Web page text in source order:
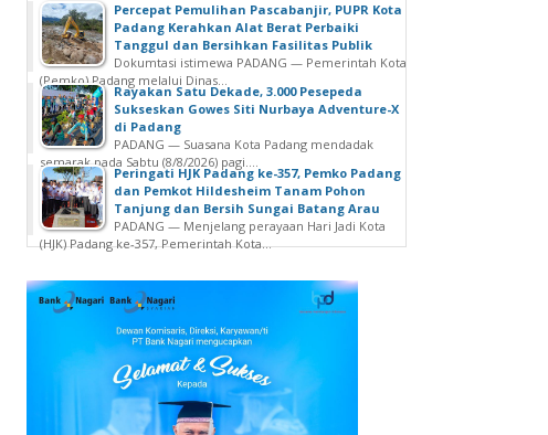
Percepat Pemulihan Pascabanjir, PUPR Kota
Padang Kerahkan Alat Berat Perbaiki
Tanggul dan Bersihkan Fasilitas Publik
Dokumtasi istimewa PADANG — Pemerintah Kota
(Pemko) Padang melalui Dinas...
Rayakan Satu Dekade, 3.000 Pesepeda
Sukseskan Gowes Siti Nurbaya Adventure-X
di Padang
PADANG — Suasana Kota Padang mendadak
semarak pada Sabtu (8/8/2026) pagi....
Peringati HJK Padang ke-357, Pemko Padang
dan Pemkot Hildesheim Tanam Pohon
Tanjung dan Bersih Sungai Batang Arau
PADANG — Menjelang perayaan Hari Jadi Kota
(HJK) Padang ke-357, Pemerintah Kota...